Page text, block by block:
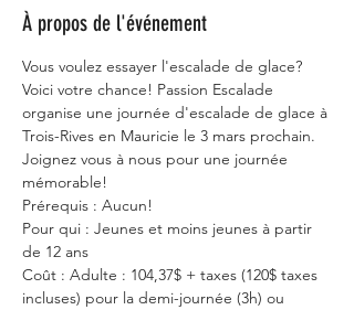
À propos de l'événement
Vous voulez essayer l'escalade de glace?
Voici votre chance! Passion Escalade
organise une journée d'escalade de glace à
Trois-Rives en Mauricie le 3 mars prochain.
Joignez vous à nous pour une journée
mémorable!
Prérequis : Aucun!
Pour qui : Jeunes et moins jeunes à partir
de 12 ans
Coût : Adulte : 104,37$ + taxes (120$ taxes
incluses) pour la demi-journée (3h) ou